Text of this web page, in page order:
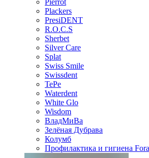
Pierrot
Plackers
PresiDENT
R.O.C.S
Sherbet
Silver Care
Splat
Swiss Smile
Swissdent
TePe
Waterdent
White Glo
Wisdom
ВладМиВа
Зелёная Дубрава
Колумб
Профилактика и гигиена